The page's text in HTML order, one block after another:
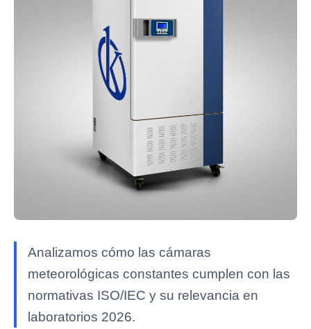
Analizamos cómo las cámaras
meteorológicas constantes cumplen con las
normativas ISO/IEC y su relevancia en
laboratorios 2026.